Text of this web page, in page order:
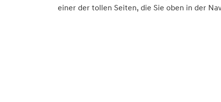
einer der tollen Seiten, die Sie oben in der